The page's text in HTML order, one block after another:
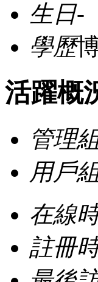
生日-
學歷
活躍概
管理
用戶
在線
註冊